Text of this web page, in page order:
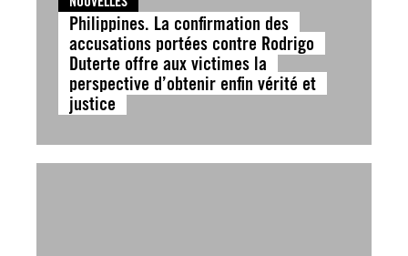
Philippines. La confirmation des
accusations portées contre Rodrigo
Duterte offre aux victimes la
perspective d’obtenir enfin vérité et
justice